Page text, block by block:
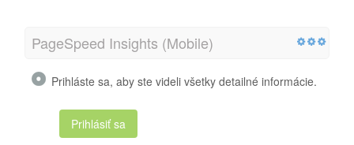
PageSpeed Insights (Mobile)
Prihláste sa, aby ste videli všetky detailné informácie.
Prihlásiť sa